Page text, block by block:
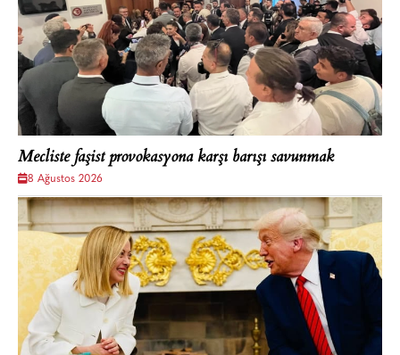
Mecliste faşist provokasyona karşı barışı savunmak
8 Ağustos 2026